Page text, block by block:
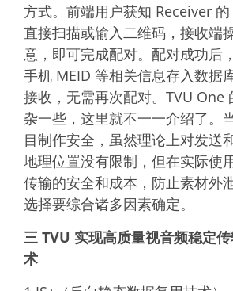
方式。前端用户获知 Receiver 的
直接扫描或输入二维码，接收端
意，即可完成配对。配对成功后
手机 MEID 等相关信息存入数据
接收，无需再次配对。TVU One
杂一些，这里就不一一介绍了。
目制作安全，虽然理论上对发送
地理位置没有限制，但在实际使
传输的安全和成本，防止素材外
选择要综合诸多因素确定。
三 TVU 实现高质量视音频稳定
术